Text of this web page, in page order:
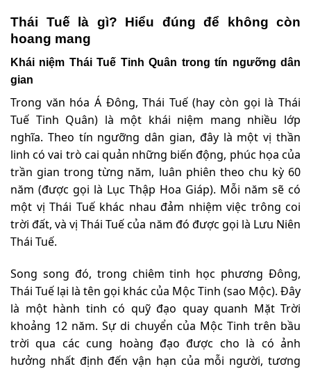
Thái Tuế là gì? Hiểu đúng để không còn
hoang mang
Khái niệm Thái Tuế Tinh Quân trong tín ngưỡng dân
gian
Trong văn hóa Á Đông, Thái Tuế (hay còn gọi là Thái
Tuế Tinh Quân) là một khái niệm mang nhiều lớp
nghĩa. Theo tín ngưỡng dân gian, đây là một vị thần
linh có vai trò cai quản những biến động, phúc họa của
trần gian trong từng năm, luân phiên theo chu kỳ 60
năm (được gọi là Lục Thập Hoa Giáp). Mỗi năm sẽ có
một vị Thái Tuế khác nhau đảm nhiệm việc trông coi
trời đất, và vị Thái Tuế của năm đó được gọi là Lưu Niên
Thái Tuế.
Song song đó, trong chiêm tinh học phương Đông,
Thái Tuế lại là tên gọi khác của Mộc Tinh (sao Mộc). Đây
là một hành tinh có quỹ đạo quay quanh Mặt Trời
khoảng 12 năm. Sự di chuyển của Mộc Tinh trên bầu
trời qua các cung hoàng đạo được cho là có ảnh
hưởng nhất định đến vận hạn của mỗi người, tương